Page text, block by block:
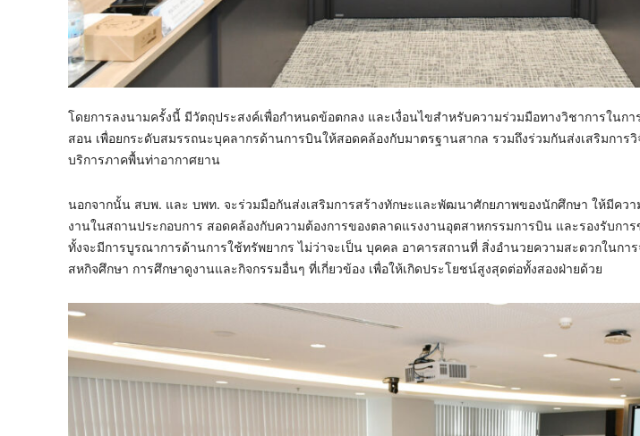
โดยการลงนามครั้งนี้ มีวัตถุประสงค์เพื่อกำหนดข้อตกลง และเงื่อนไขสำหรับความร่วมมือทางวิชาการในก
สอน เพื่อยกระดับสมรรถนะบุคลากรด้านการบินให้สอดคล้องกับมาตรฐานสากล รวมถึงร่วมกันส่งเสริมการ
บริการภาคพื้นท่าอากาศยาน
นอกจากนั้น สบพ. และ บพท. จะร่วมมือกันส่งเสริมการสร้างทักษะและพัฒนาศักยภาพของนักศึกษา ให้มีคว
งานในสถานประกอบการ สอดคล้องกับความต้องการของตลาดแรงงานอุตสาหกรรมการบิน และรองรับกา
ทั้งจะมีการบูรณาการด้านการใช้ทรัพยากร ไม่ว่าจะเป็น บุคคล อาคารสถานที่ สิ่งอำนวยความสะดวกในกา
สหกิจศึกษา การศึกษาดูงานและกิจกรรมอื่นๆ ที่เกี่ยวข้อง เพื่อให้เกิดประโยชน์สูงสุดต่อทั้งสองฝ่ายด้วย